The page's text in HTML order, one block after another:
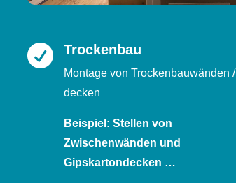
 Trockenbau
Montage von Trockenbauwänden
decken
Beispiel: Stellen von
Zwischenwänden und
Gipskartondecken …